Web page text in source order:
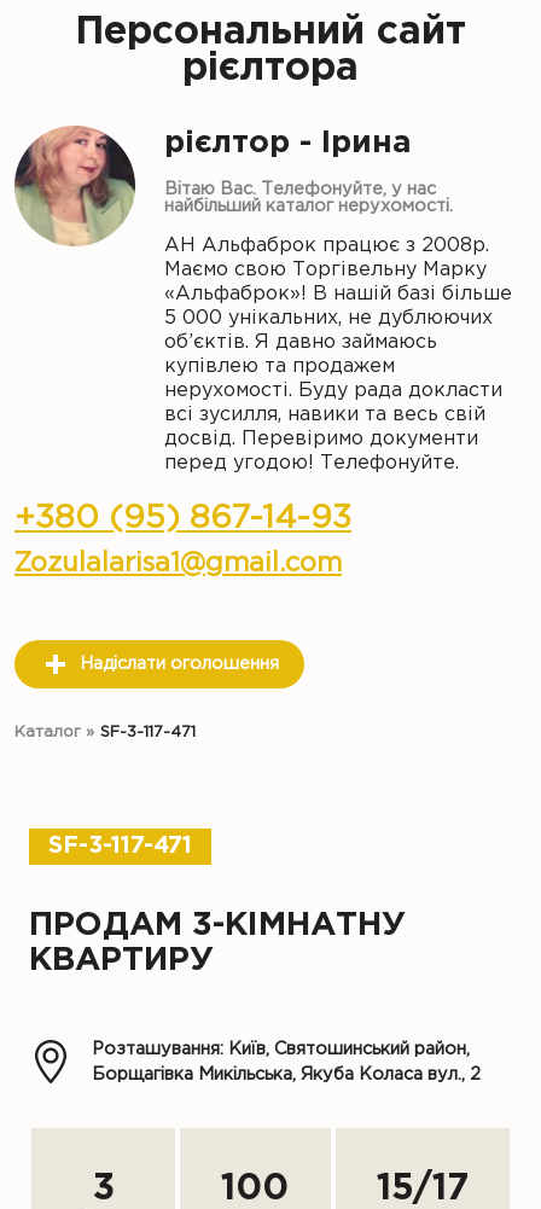
Персональний сайт
рієлтора
рієлтор - Ірина
Вітаю Вас. Телефонуйте, у нас
найбільший каталог нерухомості.
АН Альфаброк працює з 2008р.
Маємо свою Торгівельну Марку
«Альфаброк»! В нашій базі більше
5 000 унікальних, не дублюючих
об’єктів. Я давно займаюсь
купівлею та продажем
нерухомості. Буду рада докласти
всі зусилля, навики та весь свій
досвід. Перевіримо документи
перед угодою! Телефонуйте.
+380 (95) 867-14-93
Zozulalarisa1@gmail.com
Надіслати оголошення
Каталог » SF-3-117-471
SF-3-117-471
ПРОДАМ 3-КІМНАТНУ
КВАРТИРУ
Розташування: Київ, Святошинський район,
Борщагівка Микільська, Якуба Коласа вул., 2
3 100 15/17